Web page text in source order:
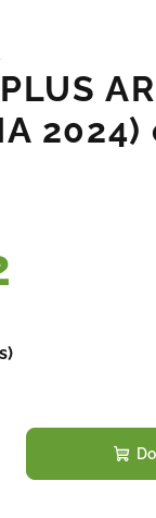
)